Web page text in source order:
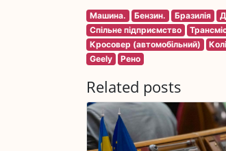
Машина. Бензин. Бразилія
Спільне підприємство
Кросовер (автомобільний)
Geely
Рено
Related posts